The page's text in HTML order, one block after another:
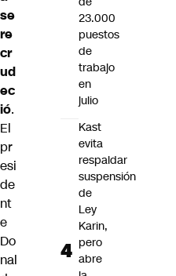
se
re
cr
ud
ec
ió.
El
pr
esi
de
nt
e
Do
nal
23.000
puestos
de
trabajo
en
julio
Kast
evita
respaldar
suspensión
de
Ley
Karin,
pero
abre